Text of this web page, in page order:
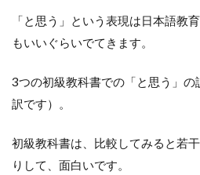
「と思う」という表現は日本語教
もいいぐらいでてきます。
3つの初級教科書での「と思う」
訳です）。
初級教科書は、比較してみると若
りして、面白いです。